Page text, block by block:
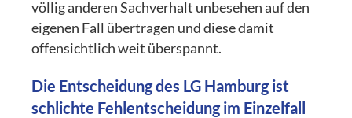
völlig anderen Sachverhalt unbesehen auf den
eigenen Fall übertragen und diese damit
offensichtlich weit überspannt.
Die Entscheidung des LG Hamburg ist
schlichte Fehlentscheidung im Einzelfall